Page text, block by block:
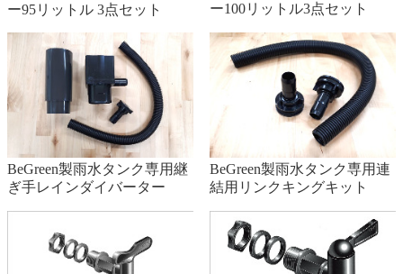
保証ですので蛇口などの部品は対象外になりますので予めご了
承ください。
Q藻は生えますか？
生えません。タンク本体は日光を通しづらい材質を使用してお
り、タンクの内部に藻が生えることはありません。ただし、長
時間直射日光やエアコン室外機などの熱が当たる場所への設置
はお避け下さい。
Q.ボウフラは大丈夫ですか？
ー95リットル 3点セット
ー100リットル3点セット
BeGreen製雨水タンク専用継
ぎ手レインダイバーター
BeGreen製雨水タンク専用連
結用リンクキングキット